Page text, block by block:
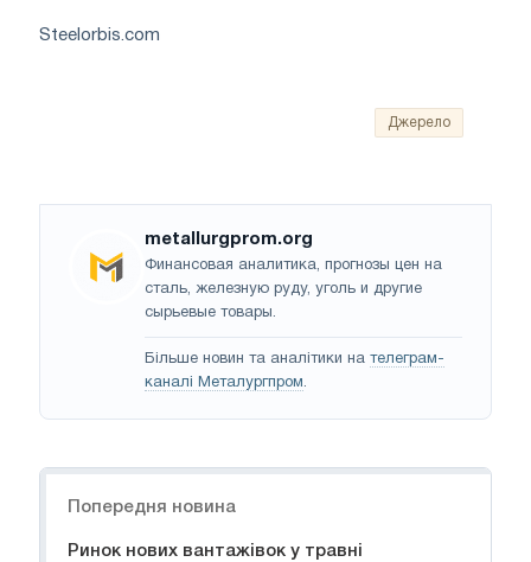
Steelorbis.com
Джерело
metallurgprom.org
Финансовая аналитика, прогнозы цен на
сталь, железную руду, уголь и другие
сырьевые товары.
Більше новин та аналітики на телеграм-
каналі Металургпром.
Попередня новина
Ринок нових вантажівок у травні